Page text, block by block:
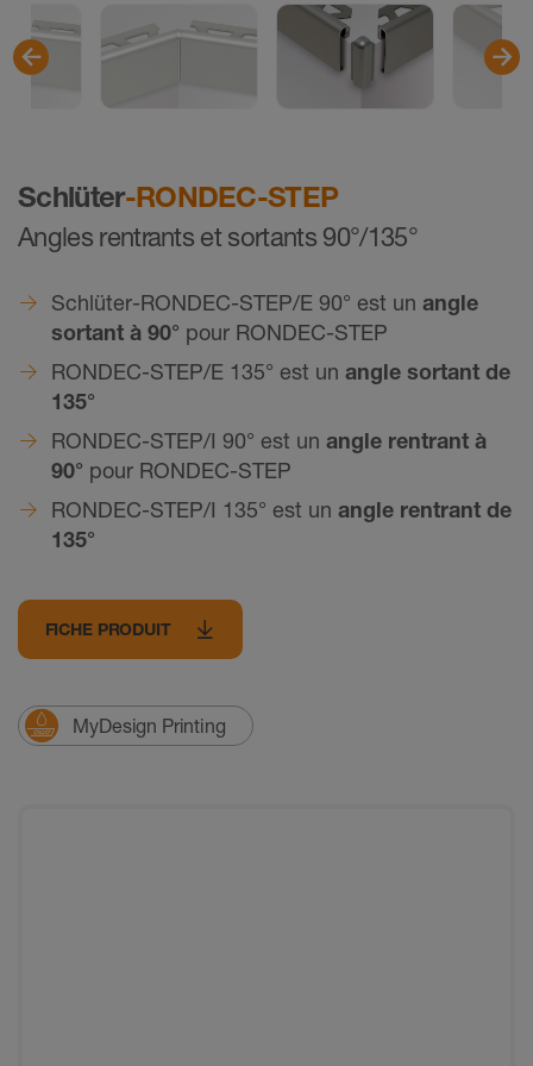
Schlüter-RONDEC-STEP
Angles rentrants et sortants 90°/135°
Schlüter-RONDEC-STEP/E 90° est un angle
sortant à 90° pour RONDEC-STEP
RONDEC-STEP/E 135° est un angle sortant de
135°
RONDEC-STEP/I 90° est un angle rentrant à
90° pour RONDEC-STEP
RONDEC-STEP/I 135° est un angle rentrant de
135°
FICHE PRODUIT
MyDesign Printing